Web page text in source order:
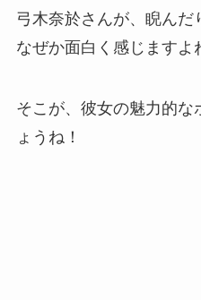
弓木奈於さんが、睨んだ
なぜか面白く感じますよ
そこが、彼女の魅力的な
ょうね！